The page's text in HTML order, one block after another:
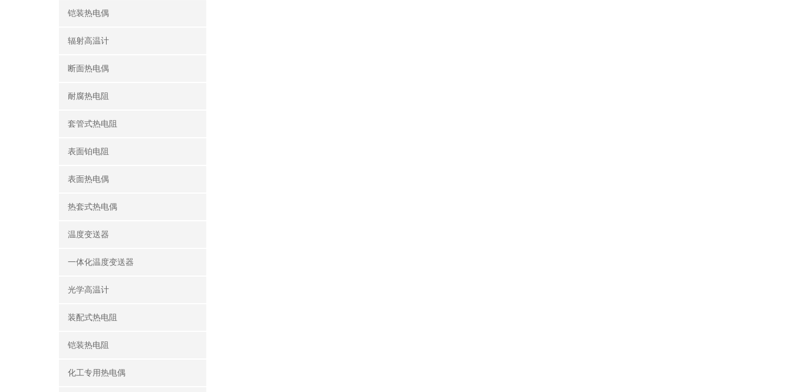
铠装热电偶
辐射高温计
断面热电偶
耐腐热电阻
套管式热电阻
表面铂电阻
表面热电偶
热套式热电偶
温度变送器
一体化温度变送器
光学高温计
装配式热电阻
铠装热电阻
化工专用热电偶